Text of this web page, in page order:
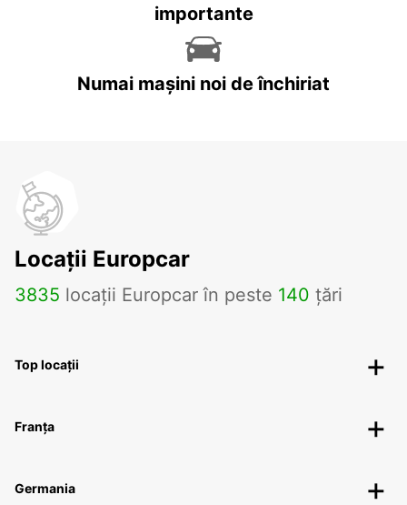
importante
Numai mașini noi de închiriat
Locații Europcar
3835 locații Europcar în peste 140 țări
Top locații
Franța
Germania